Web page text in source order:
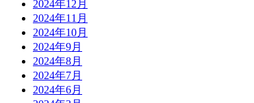
2024年12月
2024年11月
2024年10月
2024年9月
2024年8月
2024年7月
2024年6月